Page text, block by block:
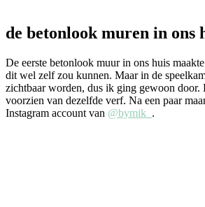
de betonlook muren in ons
De eerste betonlook muur in ons huis
dit wel zelf zou kunnen. Maar in de
zichtbaar worden, dus ik ging gewoon door.
voorzien van dezelfde verf. Na een paar
Instagram account van @bymik_ .